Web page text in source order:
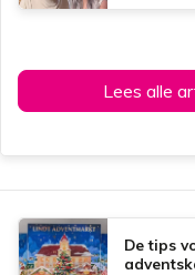
Lees alle
De tips